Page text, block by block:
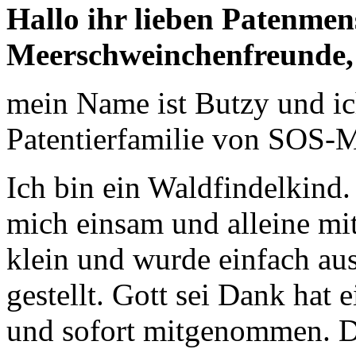
Hallo ihr lieben
Meerschweinchenfreunde,
mein Name ist Butzy und
Patentierfamilie von SOS-
Ich bin ein
mich einsam und alleine
klein und wurde einfach
gestellt. Gott sei Dank hat
und sofort mitgenommen.